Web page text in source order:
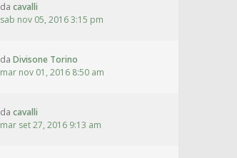
da cavalli
sab nov 05, 2016 3:15 pm
da Divisone Torino
mar nov 01, 2016 8:50 am
da cavalli
mar set 27, 2016 9:13 am